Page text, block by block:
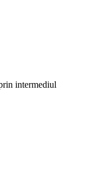
intermediul